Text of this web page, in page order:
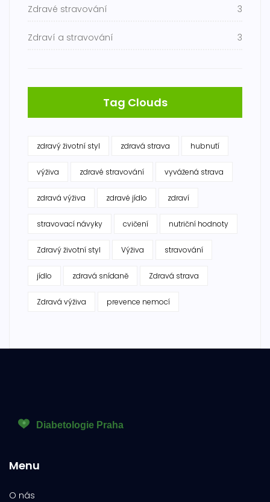
Zdravé stravování 3
Zdraví a stravování 3
Tag Clouds
zdravý životní styl zdravá strava hubnutí
výživa zdravé stravování vyvážená strava
zdravá výživa zdravé jídlo zdraví
stravovací návyky cvičení nutriční hodnoty
Zdravý životní styl Výživa stravování
jídlo zdravá snídaně Zdravá strava
Zdravá výživa prevence nemocí
Menu
O nás